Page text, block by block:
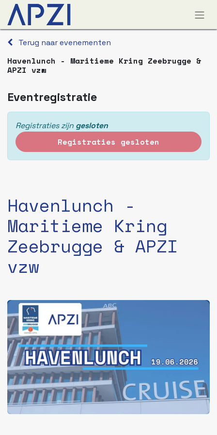
Terug naar evenementen
Havenlunch - Maritieme Kring Zeebrugge &
APZI vzw
Eventregistratie
Registraties zijn gesloten
Registraties gesloten
Havenlunch -
Maritieme Kring
Zeebrugge & APZI
vzw